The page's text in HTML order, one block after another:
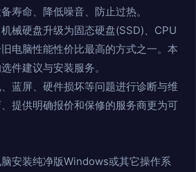
寿命、降低噪音、防止过热。
机械硬盘升级为固态硬盘(SSD)、CPU
电脑性能性价比最高的方式之一。本
件建议与安装服务。
、蓝屏、硬件损坏等问题进行诊断与维
提供明确报价和保修的服务商更为可
安装纯净版Windows或其它操作系